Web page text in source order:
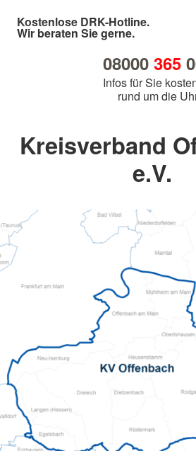
Kostenlose DRK-Hotline.
Wir beraten Sie gerne.
08000 365
Infos für Sie
rund um die
Kreisverband
e.V.